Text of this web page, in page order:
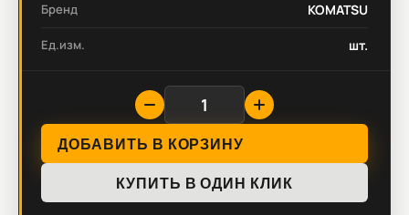
Бренд KOMATSU
Ед.изм. шт.
ДОБАВИТЬ В КОРЗИНУ
КУПИТЬ В ОДИН КЛИК